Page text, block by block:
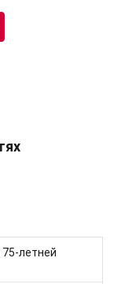
летней